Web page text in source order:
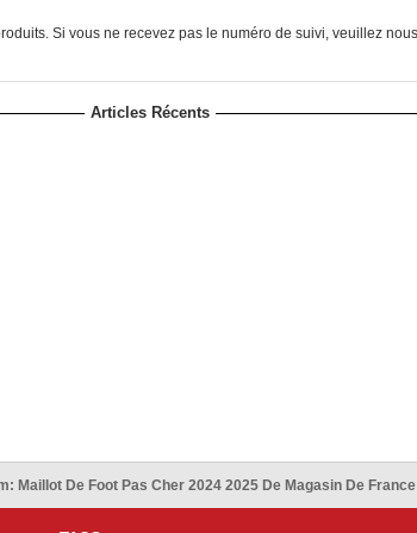
Si vous ne recevez pas le numéro de suivi, veuillez nous
Articles Récents
Maillot De Foot Pas Cher 2024 2025 De Magasin De France